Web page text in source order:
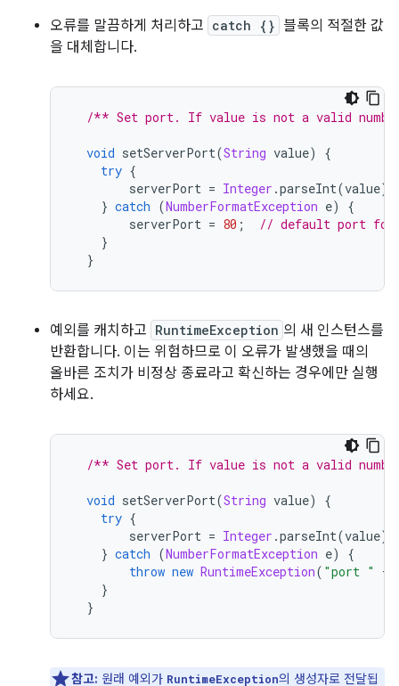
오류를 말끔하게 처리하고 catch {} 블록의 적절한 값
을 대체합니다.
/** Set port. If value is not a valid
void setServerPort(String value)
{
try {
serverPort = Integer .parseInt(value);
} catch (NumberFormatException e)
{
serverPort = 80 ;
// default port for
}
}
예외를 캐치하고 RuntimeException 의 새 인스턴스를
반환합니다. 이는 위험하므로 이 오류가 발생했을 때의
올바른 조치가 비정상 종료라고 확신하는 경우에만 실행
하세요.
/** Set port. If value is not a valid
void setServerPort(String value)
{
try {
serverPort = Integer .parseInt(value);
} catch (NumberFormatException e)
{
throw new RuntimeException( "port " +
}
}
참고: 원래 예외가 RuntimeException의 생성자로 전달됩